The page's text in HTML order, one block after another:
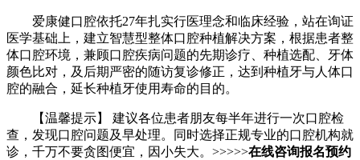
爱康健口腔依托27年扎实行医理念和临床经验，站在询证
医学基础上，建立智慧型整体口腔种植解决方案，根据患者整
体口腔环境，兼顾口腔疾病问题的先期诊疗、种植选配、牙体
颜色比对，及后期严密的随访复诊修正，达到种植牙与人体口
腔的融合，延长种植牙使用寿命的目的。
【温馨提示】 建议各位患者朋友每半年进行一次口腔检
查，发现口腔问题及早处理。同时选择正规专业的口腔机构就
诊，千万不要贪图便宜，因小失大。>>>>>在线咨询报名预约